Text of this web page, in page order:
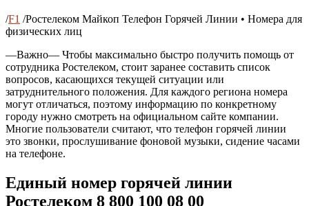
/F1 /Ростелеком Майкоп Телефон Горячей Линии • Номера для
физических лиц
—Важно— Чтобы максимально быстро получить помощь от
сотрудника Ростелеком, стоит заранее составить список
вопросов, касающихся текущей ситуации или
затруднительного положения. Для каждого региона номера
могут отличаться, поэтому информацию по конкретному
городу нужно смотреть на официальном сайте компании.
Многие пользователи считают, что телефон горячей линии
это звонки, прослушивание фоновой музыки, сидение часами
на телефоне.
Единый номер горячей линии
Ростелеком 8 800 100 08 00